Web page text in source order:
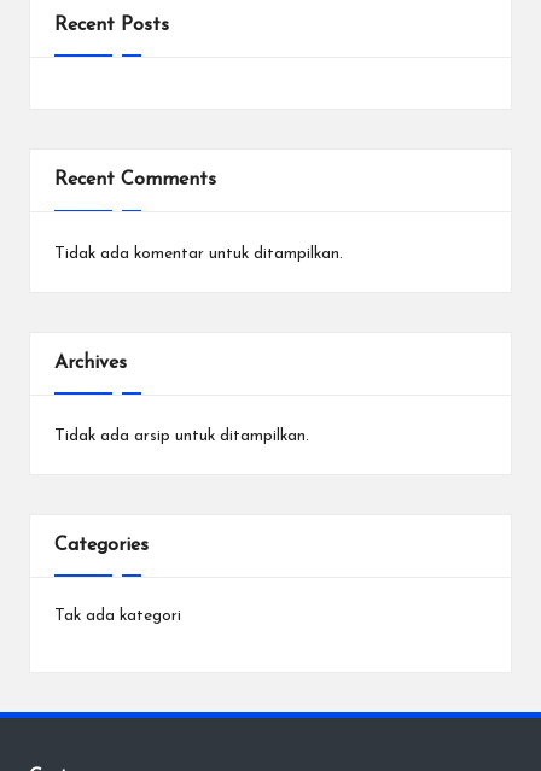
Recent Posts
Recent Comments
Tidak ada komentar untuk ditampilkan.
Archives
Tidak ada arsip untuk ditampilkan.
Categories
Tak ada kategori